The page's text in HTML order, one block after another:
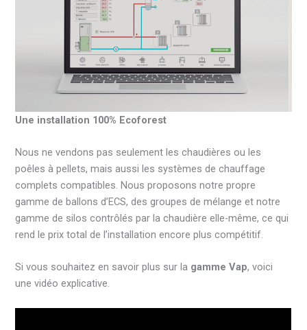
Une installation 100% Ecoforest
Nous ne vendons pas seulement les chaudières ou les
poêles à pellets, mais aussi les systèmes de chauffage
complets compatibles. Nous proposons notre propre
gamme de ballons d’ECS, des groupes de mélange et notre
gamme de silos contrôlés par la chaudière elle-même, ce qui
rend le prix total de l’installation encore plus compétitif.
Si vous souhaitez en savoir plus sur la gamme Vap, voici
une vidéo explicative.